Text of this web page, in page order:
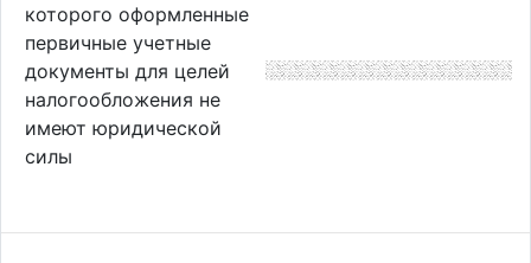
которого оформленные
первичные учетные
документы для целей
налогообложения не
имеют юридической
силы